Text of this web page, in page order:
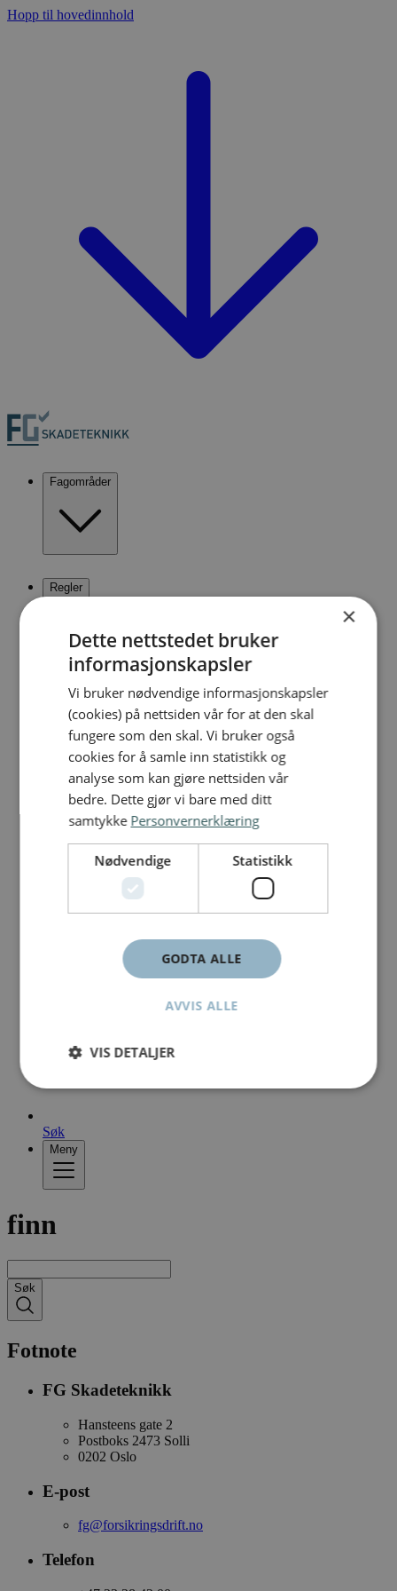
Hopp til hovedinnhold
Fagområder
Regler
FG fra A til Å
Innbrudd
Søk
Meny
finn
Søk
Fotnote
FG Skadeteknikk
Hansteens gate 2
Postboks 2473 Solli
0202 Oslo
E-post
fg@forsikringsdrift.no
Telefon
×
Dette nettstedet bruker
informasjonskapsler
Vi bruker nødvendige informasjonskapsler
(cookies) på nettsiden vår for at den skal
fungere som den skal. Vi bruker også
cookies for å samle inn statistikk og
analyse som kan gjøre nettsiden vår
bedre. Dette gjør vi bare med ditt
samtykke Personvernerklæring
Nødvendige Statistikk
GODTA ALLE
AVVIS ALLE
VIS DETALJER